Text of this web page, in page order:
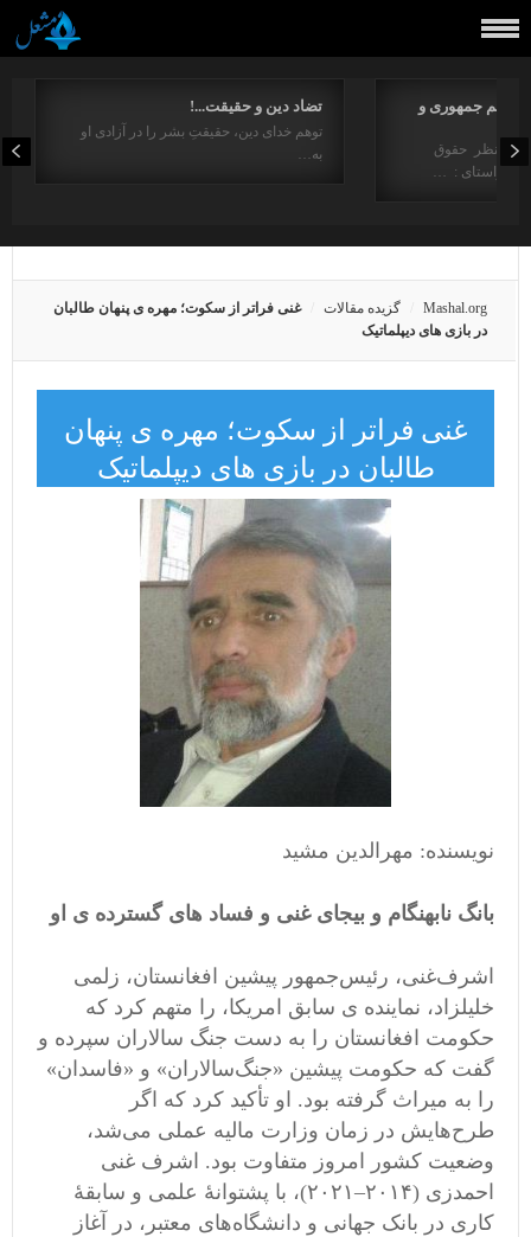
تضاد دین و حقیقت...!
توهم خدای دین، حقیقتِ بشر را در آزادی او
به…
جمهوری و
از منظر حقوق
در راستای : …
Mashal.org گزیده مقالات
غنی فراتر از سکوت؛ مهره ی پنهان طالبان
در بازی‌ های دیپلماتیک
غنی فراتر از سکوت؛ مهره ی پنهان
طالبان در بازی‌ های دیپلماتیک
نویسنده: مهرالدین مشید
بانگ نابهنگام و بیجای غنی و فساد های گسترده ی او
اشرف‌غنی، رئیس‌جمهور پیشین افغانستان، زلمی
خلیلزاد، نماینده ی سابق امریکا، را متهم کرد که
حکومت افغانستان را به دست جنگ‌ سالاران سپرده و
گفت که حکومت پیشین «جنگ‌سالاران» و «فاسدان»
را به میراث گرفته بود. او تأکید کرد که اگر
طرح‌هایش در زمان وزارت مالیه عملی می‌شد،
وضعیت کشور امروز متفاوت بود. اشرف غنی
احمدزی (۲۰۱۴–۲۰۲۱)، با پشتوانهٔ علمی و سابقهٔ
کاری در بانک جهانی و دانشگاه‌های معتبر، در آغاز